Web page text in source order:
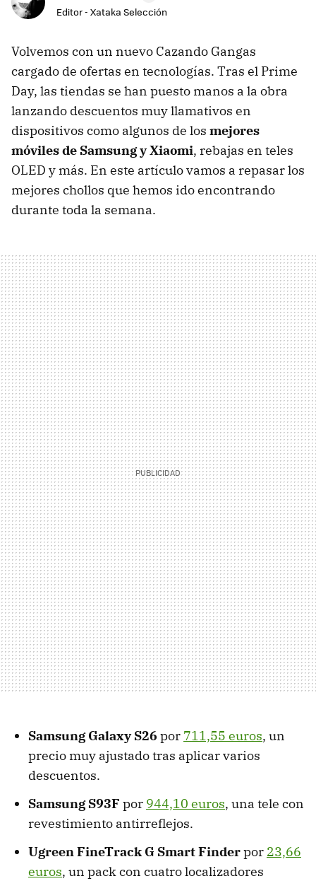
Editor - Xataka Selección
Volvemos con un nuevo Cazando Gangas
cargado de ofertas en tecnologías. Tras el Prime
Day, las tiendas se han puesto manos a la obra
lanzando descuentos muy llamativos en
dispositivos como algunos de los mejores
móviles de Samsung y Xiaomi, rebajas en teles
OLED y más. En este artículo vamos a repasar los
mejores chollos que hemos ido encontrando
durante toda la semana.
Samsung Galaxy S26 por 711,55 euros, un
precio muy ajustado tras aplicar varios
descuentos.
Samsung S93F por 944,10 euros, una tele con
revestimiento antirreflejos.
Ugreen FineTrack G Smart Finderpor 23,66
euros, un pack con cuatro localizadores